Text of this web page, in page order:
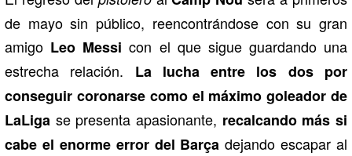
de mayo sin público, reencontrándose con su gran
amigo Leo Messi con el que sigue guardando una
estrecha relación. La lucha entre los dos por
conseguir coronarse como el máximo goleador de
LaLiga se presenta apasionante, recalcando más si
cabe el enorme error del Barça dejando escapar al